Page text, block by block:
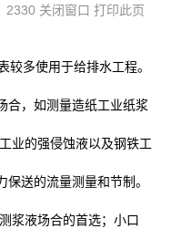
2330 关闭窗口 打印此页
多使用于给排水工程。
合，如测量造纸工业纸浆
业的强侵蚀液以及钢铁工
送的流量测量和节制。
浆液场合的首选；小口